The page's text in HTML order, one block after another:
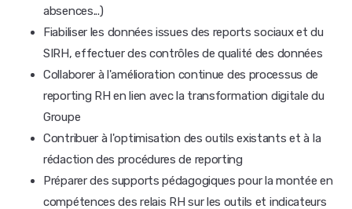
absences...)
Fiabiliser les données issues des reports sociaux et du
SIRH, effectuer des contrôles de qualité des données
Collaborer à l'amélioration continue des processus de
reporting RH en lien avec la transformation digitale du
Groupe
Contribuer à l'optimisation des outils existants et à la
rédaction des procédures de reporting
Préparer des supports pédagogiques pour la montée en
compétences des relais RH sur les outils et indicateurs